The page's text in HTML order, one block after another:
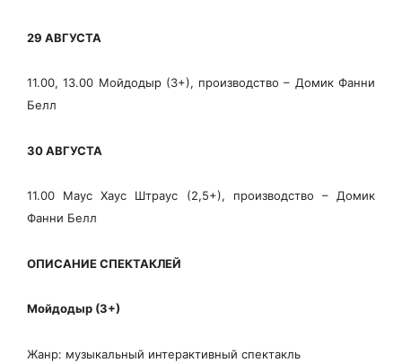
29 АВГУСТА
11.00, 13.00 Мойдодыр (3+), производство – Домик Фанни
Белл
30 АВГУСТА
11.00 Маус Хаус Штраус (2,5+), производство – Домик
Фанни Белл
ОПИСАНИЕ СПЕКТАКЛЕЙ
Мойдодыр (3+)
Жанр: музыкальный интерактивный спектакль